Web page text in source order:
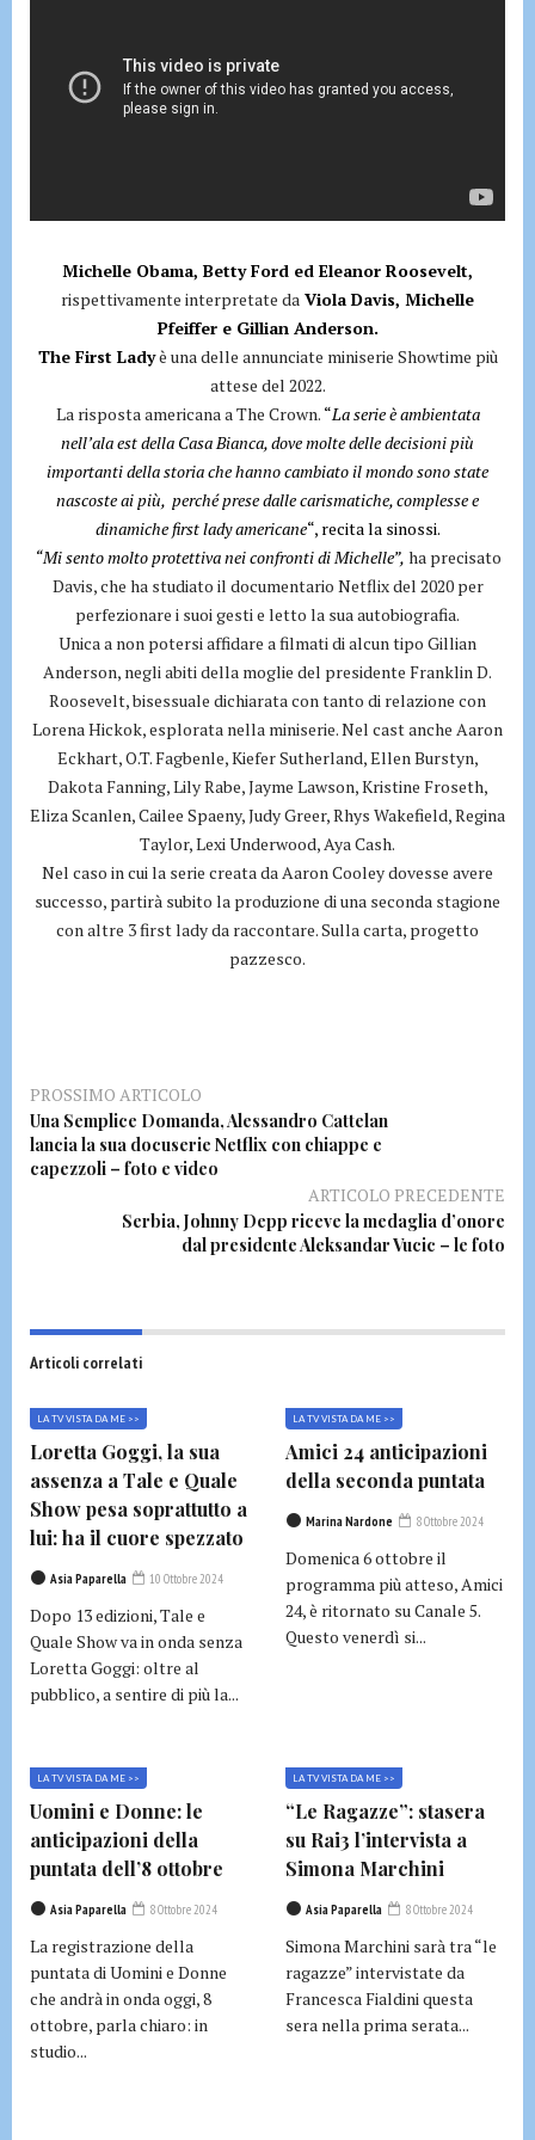
Michelle Obama, Betty Ford ed Eleanor Roosevelt,
rispettivamente interpretate da Viola Davis, Michelle
Pfeiffer e Gillian Anderson.
The First Ladyè una delle annunciate miniserie Showtime più
attese del 2022.
La risposta americana a The Crown. “La serie è ambientata
nell’ala est della Casa Bianca, dove molte delle decisioni più
importanti della storia che hanno cambiato il mondo sono state
nascoste ai più, perché prese dalle carismatiche, complesse e
dinamiche first lady americane“, recita la sinossi.
“Mi sento molto protettiva nei confronti di Michelle”, ha precisato
Davis, che ha studiato il documentario Netflix del 2020 per
perfezionare i suoi gesti e letto la sua autobiografia.
Unica a non potersi affidare a filmati di alcun tipo Gillian
Anderson, negli abiti della moglie del presidente Franklin D.
Roosevelt, bisessuale dichiarata con tanto di relazione con
Lorena Hickok, esplorata nella miniserie. Nel cast anche Aaron
Eckhart, O.T. Fagbenle, Kiefer Sutherland, Ellen Burstyn,
Dakota Fanning, Lily Rabe, Jayme Lawson, Kristine Froseth,
Eliza Scanlen, Cailee Spaeny, Judy Greer, Rhys Wakefield, Regina
Taylor, Lexi Underwood, Aya Cash.
Nel caso in cui la serie creata da Aaron Cooley dovesse avere
successo, partirà subito la produzione di una seconda stagione
con altre 3 first lady da raccontare. Sulla carta, progetto
pazzesco.
PROSSIMO ARTICOLO
Una Semplice Domanda, Alessandro Cattelan
lancia la sua docuserie Netflix con chiappe e
capezzoli – foto e video
ARTICOLO PRECEDENTE
Serbia, Johnny Depp riceve la medaglia d’onore
dal presidente Aleksandar Vucic – le foto
Articoli correlati
LA TV VISTA DA ME >>
Loretta Goggi, la sua
assenza a Tale e Quale
Show pesa soprattutto a
lui: ha il cuore spezzato
Asia Paparella 10 Ottobre 2024
Dopo 13 edizioni, Tale e
Quale Show va in onda senza
Loretta Goggi: oltre al
pubblico, a sentire di più la...
LA TV VISTA DA ME >>
Amici 24 anticipazioni
della seconda puntata
Marina Nardone 8 Ottobre 2024
Domenica 6 ottobre il
programma più atteso, Amici
24, è ritornato su Canale 5.
Questo venerdì si...
LA TV VISTA DA ME >>
Uomini e Donne: le
anticipazioni della
puntata dell’8 ottobre
Asia Paparella 8 Ottobre 2024
La registrazione della
puntata di Uomini e Donne
che andrà in onda oggi, 8
ottobre, parla chiaro: in
studio...
LA TV VISTA DA ME >>
“Le Ragazze”: stasera
su Rai3 l’intervista a
Simona Marchini
Asia Paparella 8 Ottobre 2024
Simona Marchini sarà tra “le
ragazze” intervistate da
Francesca Fialdini questa
sera nella prima serata...